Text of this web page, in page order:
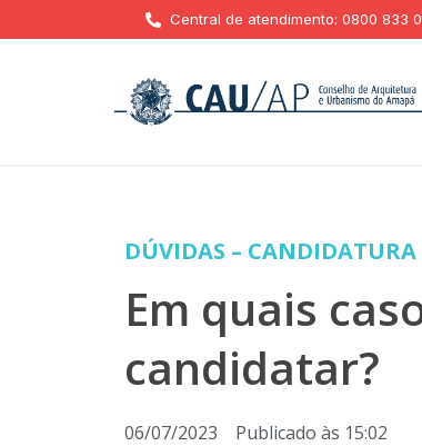
Central de atendimento: 0800 833
DÚVIDAS – CANDIDATURA
Em quais
candidatar?
06/07/2023 Publicado às 15:02